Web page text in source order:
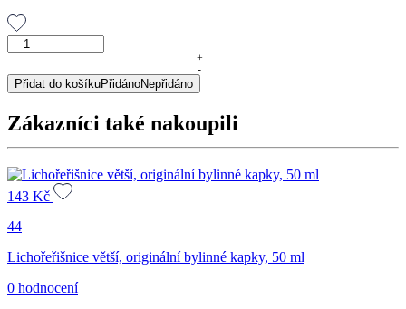
Dubová
50
g
+
-
Přidat do košíkuPřidánoNepřidáno
Zákazníci také nakoupili
143 Kč
44
Lichořeřišnice větší, originální bylinné kapky, 50 ml
0 hodnocení